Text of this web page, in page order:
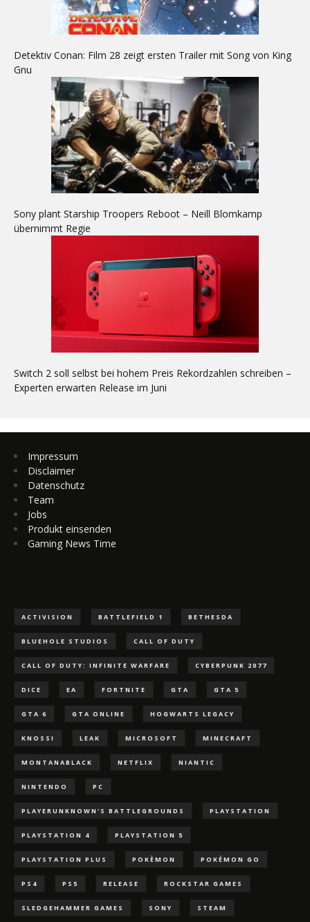
Detektiv Conan: Film 28 zeigt ersten Trailer mit Song von King
Gnu
Sony plant Starship Troopers Reboot – Neill Blomkamp
übernimmt Regie
Switch 2 soll selbst bei hohem Preis Rekordzahlen schreiben –
Experten erwarten Release im Juni
Impressum
Disclaimer
Datenschutz
Team
Jobs
Produkt einsenden
Gaming News Time
ACTIVISION BATTLEFIELD 1 BETHESDA
BLUEHOLE STUDIOS CALL OF DUTY
CALL OF DUTY: INFINITE WARFARE CYBERPUNK 2077
DICE EA FORTNITE GTA GTA 5
GTA 6 GTA ONLINE HOGWARTS LEGACY
KNOSSI LEAK MICROSOFT MINECRAFT
MONTANABLACK NETFLIX NIANTIC
NINTENDO PC
PLAYERUNKNOWN'S BATTLEGROUNDS PLAYSTATION
PLAYSTATION 4 PLAYSTATION 5
PLAYSTATION PLUS POKÈMON POKÉMON GO
PS4 PS5 RELEASE ROCKSTAR GAMES
SLEDGEHAMMER GAMES SONY STEAM